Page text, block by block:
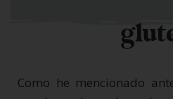
Como he mencionado